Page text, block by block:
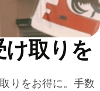
け取りを
りをお得に。手数